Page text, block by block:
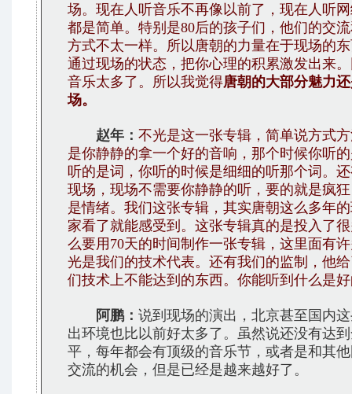
场。现在人听音乐不再像以前了，现在人听
都是简单。特别是80后的孩子们，他们的交
方式不太一样。所以唐朝的力量在于现场的
通过现场的状态，把你心理的积累激发出来
音乐太多了。所以我觉得唐朝的大部分魅力
场。
赵年： 不光是这一张专辑，简单说方式
是你静静的拿一个好的音响，那个时候你听
听的是词，你听的时候是细细的听那个词。
现场，现场不需要你静静的听，要的就是疯
是情绪。我们这张专辑，其实唐朝这么多年
家看了就能感受到。这张专辑真的是投入了
么要用70天的时间制作一张专辑，这里面有
光是我们的技术代表。还有我们的监制，他
们技术上不能达到的东西。你能听到什么是
阿鹏： 说到现场的演出，北京甚至国内
出环境也比以前好太多了。虽然说还没有达
平，每年都会有顶级的音乐节，或者是和其
交流的机会，但是已经是越来越好了。